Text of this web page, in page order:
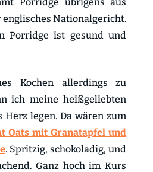
englisches Nationalgericht.
Porridge ist gesund und
Kochen allerdings zu
ich meine heißgeliebten
Herz legen. Da wären zum
Oats mit Granatapfel und
. Spritzig, schokoladig, und
Ganz hoch im Kurs